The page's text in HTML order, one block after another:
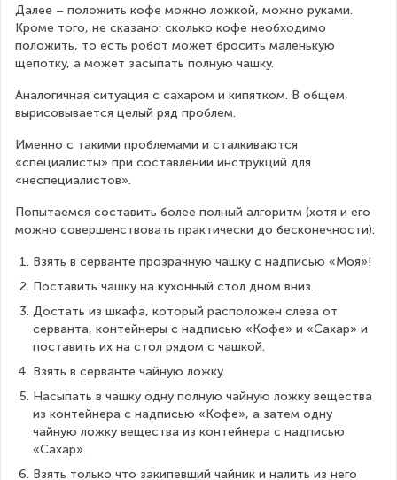
Далее – положить кофе можно ложкой, можно руками.
Кроме того, не сказано: сколько кофе необходимо
положить, то есть робот может бросить маленькую
щепотку, а может засыпать полную чашку.
Аналогичная ситуация с сахаром и кипятком. В общем,
вырисовывается целый ряд проблем.
Именно с такими проблемами и сталкиваются
«специалисты» при составлении инструкций для
«неспециалистов».
Попытаемся составить более полный алгоритм (хотя и его
можно совершенствовать практически до бесконечности):
Взять в серванте прозрачную чашку с надписью «Моя»!
Поставить чашку на кухонный стол дном вниз.
Достать из шкафа, который расположен слева от
серванта, контейнеры с надписью «Кофе» и «Сахар» и
поставить их на стол рядом с чашкой.
Взять в серванте чайную ложку.
Насыпать в чашку одну полную чайную ложку вещества
из контейнера с надписью «Кофе», а затем одну
чайную ложку вещества из контейнера с надписью
«Сахар».
Взять только что закипевший чайник и налить из него